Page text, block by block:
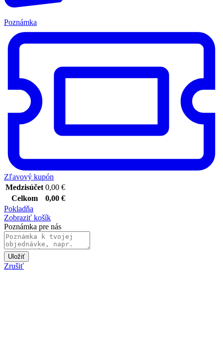
Poznámka
Zľavový kupón
Medzisúčet 0,00 €
Celkom
0,00 €
Pokladňa
Zobraziť košík
Poznámka pre nás
Uložiť
Zrušiť